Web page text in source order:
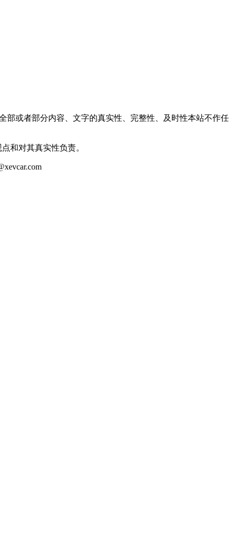
部或者部分内容、文字的真实性、完整性、及时性本站不作任
和对其真实性负责。